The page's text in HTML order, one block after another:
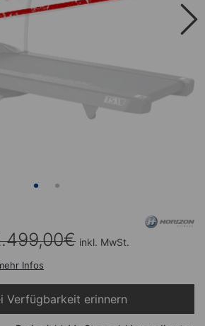
€ inkl. MwSt.
Infos
Verfügbarkeit erinnern